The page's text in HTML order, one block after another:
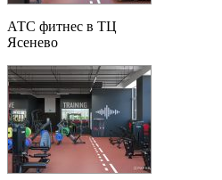
АТС фитнес в ТЦ
Ясенево